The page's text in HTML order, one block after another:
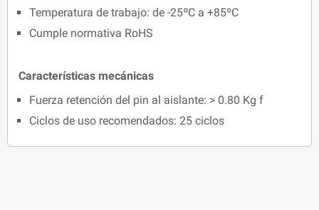
Temperatura de trabajo: de -25ºC a +85ºC
Cumple normativa RoHS
Características mecánicas
Fuerza retención del pin al aislante: > 0.80 Kg f
Ciclos de uso recomendados: 25 ciclos